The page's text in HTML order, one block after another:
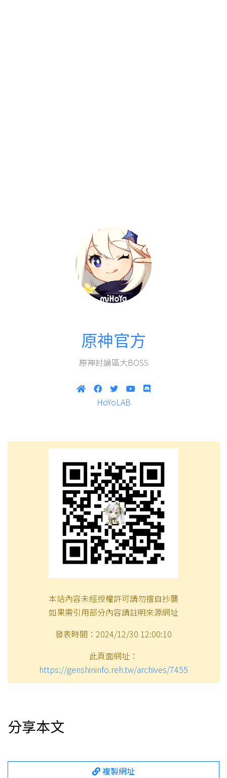
原神官方
原神討論區大BOSS
HoYoLAB
本站內容未經授權許可請勿擅自抄襲
如果需引用部分內容請註明來源網址
發表時間：2024/12/30 12:00:10
此頁面網址：
https://genshininfo.reh.tw/archives/7455
分享本文
複製網址